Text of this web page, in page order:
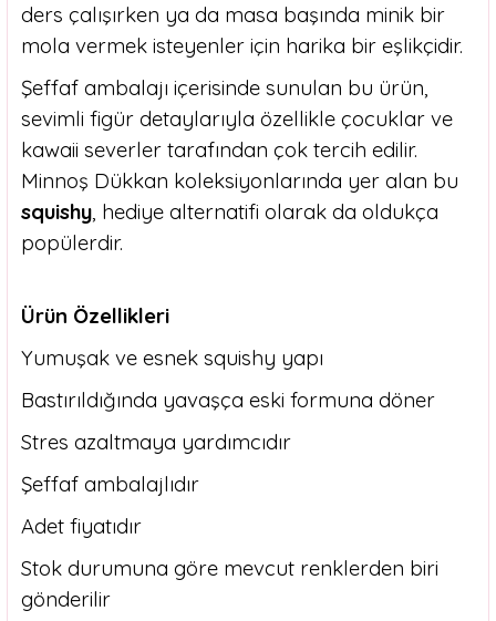
ders çalışırken ya da masa başında minik bir
mola vermek isteyenler için harika bir eşlikçidir.
Şeffaf ambalajı içerisinde sunulan bu ürün,
sevimli figür detaylarıyla özellikle çocuklar ve
kawaii severler tarafından çok tercih edilir.
Minnoş Dükkan koleksiyonlarında yer alan bu
squishy, hediye alternatifi olarak da oldukça
popülerdir.
Ürün Özellikleri
Yumuşak ve esnek squishy yapı
Bastırıldığında yavaşça eski formuna döner
Stres azaltmaya yardımcıdır
Şeffaf ambalajlıdır
Adet fiyatıdır
Stok durumuna göre mevcut renklerden biri
gönderilir